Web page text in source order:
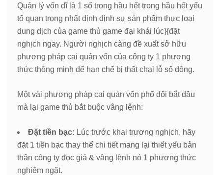
Quản lý vốn dĩ là 1 số trong hầu hết trong hầu hết yếu
tố quan trọng nhất định định sự sản phẩm thực loại
dung dịch của game thủ game đại khái lúc}{đặt
nghịch ngay. Người nghịch càng đề xuất sở hữu
phương pháp cai quản vốn của công ty 1 phương
thức thông minh để hạn chế bị thất chại lỗ số đông.
Một vài phương pháp cai quản vốn phổ đổi bắt đầu
mà lại game thủ bắt buộc vâng lệnh:
Đặt tiền bạc: Lúc trước khai trương nghịch, hãy
đặt 1 tiền bạc thay thể chi tiết mang lại thiết yếu bản
thân công ty đọc giả & vâng lệnh nó 1 phương thức
nghiêm ngặt.